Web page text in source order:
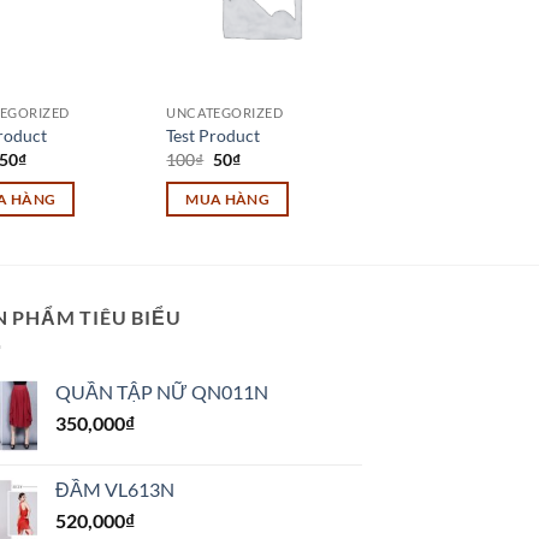
50₫Giá
tại
là:
HÀNG
UNCATEGORIZED
Test Product
100₫ Giá
là:
100₫.
50₫Giá
tại
là:
MUA HÀNG
PHẨM TIÊU BIỂU
QUẦN TẬP NỮ QN011N
350,000₫
ĐẦM VL613N
520,000₫